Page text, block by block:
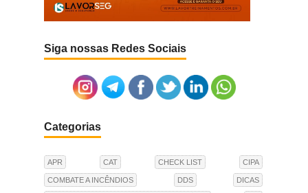
Siga nossas Redes Sociais
Categorias
APR CAT CHECK LIST CIPA
COMBATE A INCÊNDIOS DDS DICAS